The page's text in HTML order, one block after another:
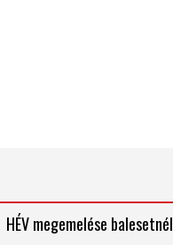
HÉV megemelése balesetnél